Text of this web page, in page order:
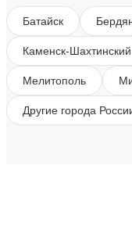
Батайск
Каменск-Шахтинский
Мелитополь
Другие города